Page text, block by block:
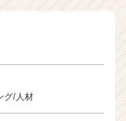
グ/人材